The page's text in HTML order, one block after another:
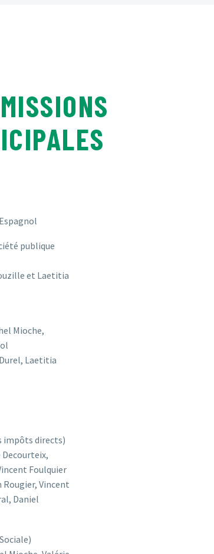
publique
et Laetitia
Mioche,
Laetitia
impôts directs)
Foulquier
Rougier, Vincent
Daniel